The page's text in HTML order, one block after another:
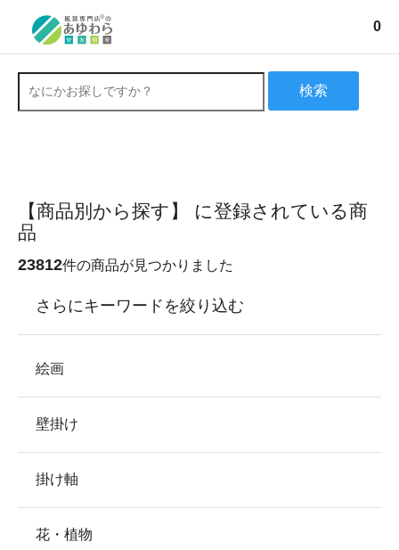
0
検索
【商品別から探す】 に登録されている商
品
23812件の商品が見つかりました
さらにキーワードを絞り込む
絵画
壁掛け
掛け軸
花・植物